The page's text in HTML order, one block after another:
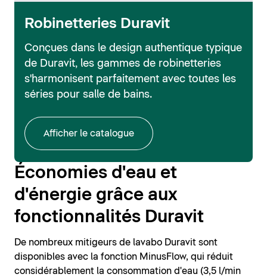
Robinetteries Duravit
Conçues dans le design authentique typique
de Duravit, les gammes de robinetteries
s'harmonisent parfaitement avec toutes les
séries pour salle de bains.
Afficher le catalogue
Économies d'eau et
d'énergie grâce aux
fonctionnalités Duravit
De nombreux mitigeurs de lavabo Duravit sont
disponibles avec la fonction MinusFlow, qui réduit
considérablement la consommation d'eau (3,5 l/min